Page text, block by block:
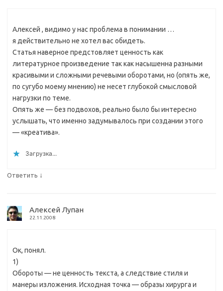
Алексей , видимо у нас проблема в понимании …
я действительно не хотел вас обидеть.
Статья наверное предстовляет ценность как
литературное произведение так как насышенна разными
красивыми и сложными речевыми оборотами, но (опять же,
по сугубо моему мнению) не несет глубокой смысловой
нагрузки по теме.
Опять же — без подвохов, реально было бы интересно
услышать, что именно задумывалось при создании этого
— «креатива».
Загрузка...
Ответить ↓
Алексей Лупан
22.11.2008
Ок, понял.
1)
Обороты — не ценность текста, а следствие стиля и
манеры изложения. Исходная точка — образы хирурга и